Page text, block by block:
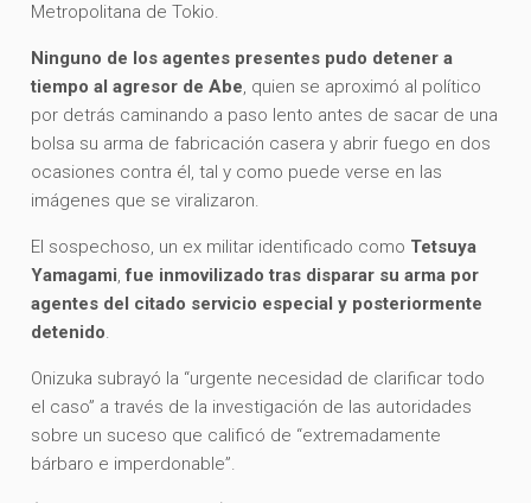
Metropolitana de Tokio.
Ninguno de los agentes presentes pudo detener a
tiempo al agresor de Abe, quien se aproximó al político
por detrás caminando a paso lento antes de sacar de una
bolsa su arma de fabricación casera y abrir fuego en dos
ocasiones contra él, tal y como puede verse en las
imágenes que se viralizaron.
El sospechoso, un ex militar identificado como Tetsuya
Yamagami,fue inmovilizado tras disparar su arma por
agentes del citado servicio especial y posteriormente
detenido.
Onizuka subrayó la “urgente necesidad de clarificar todo
el caso” a través de la investigación de las autoridades
sobre un suceso que calificó de “extremadamente
bárbaro e imperdonable”.